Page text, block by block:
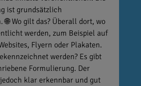
ist grundsätzlich
🌐 Wo gilt das? Überall dort, wo
werden, zum Beispiel auf
Flyern oder Plakaten.
werden? Es gibt
Formulierung. Der
klar erkennbar und gut